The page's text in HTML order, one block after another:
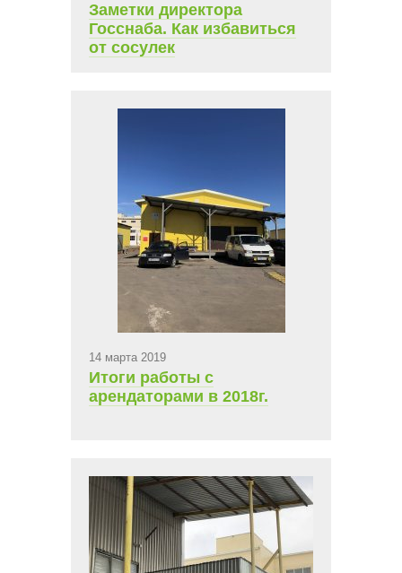
Заметки директора
Госснаба. Как избавиться
от сосулек
14 марта 2019
Итоги работы с
арендаторами в 2018г.